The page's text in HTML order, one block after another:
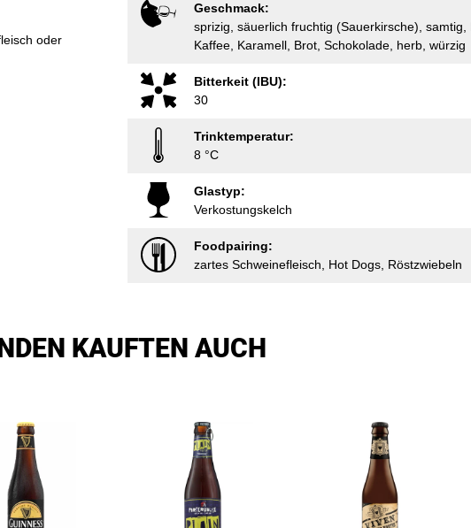
oder
Geschmack:
sprizig, säuerlich fruchtig (Sauerkirsche), samtig,
Kaffee, Karamell, Brot, Schokolade, herb, würzig
Bitterkeit (IBU):
30
Trinktemperatur:
8 °C
Glastyp:
Verkostungskelch
Foodpairing:
zartes Schweinefleisch, Hot Dogs, Röstzwiebeln
KAUFTEN AUCH